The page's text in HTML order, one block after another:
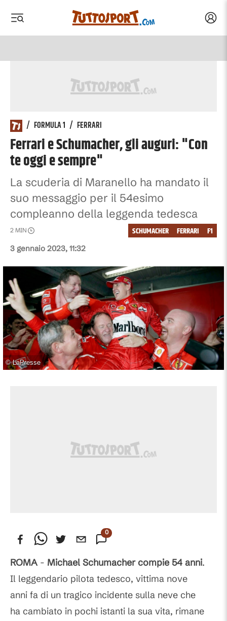
/ FORMULA 1 / FERRARI
Ferrari e Schumacher, gli auguri: "Con
te oggi e sempre"
La scuderia di Maranello ha mandato il
suo messaggio per il 54esimo
compleanno della leggenda tedesca
3 gennaio 2023, 11:32
2 MIN F1
FERRARI
SCHUMACHER
©LaPresse
0
ROMA- Michael Schumacher compie 54 anni.
Il leggendario pilota tedesco, vittima nove
anni fa di un tragico incidente sulla neve che
ha cambiato in pochi istanti la sua vita, rimane